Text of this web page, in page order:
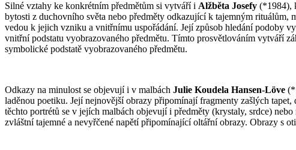
Silné vztahy ke konkrétním předmětům si vytváří i Alžběta Josefy (*1984),
bytosti z duchovního světa nebo předměty odkazující k tajemným
vedou k jejich vzniku a vnitřnímu uspořádání. Její způsob hledání podoby
vnitřní podstatu vyobrazovaného předmětu. Tímto prosvětlováním vytváří
symbolické podstatě vyobrazovaného předmětu.
Odkazy na minulost se objevují i v malbách Julie Koudela Hansen-Löve
laděnou poetiku. Její nejnovější obrazy připomínají fragmenty zašlých
těchto portrétů se v jejích malbách objevují i předměty (krystaly, srdce)
zvláštní tajemné a nevyřčené napětí připomínající oltářní obrazy. Obrazy s